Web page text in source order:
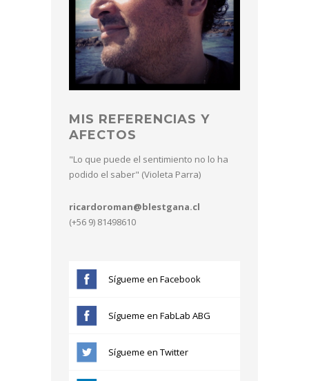
MIS REFERENCIAS Y
AFECTOS
"Lo que puede el sentimiento no lo ha
podido el saber" (Violeta Parra)
ricardoroman@blestgana.cl
(+56 9) 81498610
Sígueme en Facebook
Sígueme en FabLab ABG
Sígueme en Twitter